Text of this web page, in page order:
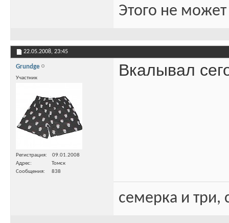
Этого не
22.05.2008, 23:45
Grundge
Участник
Регистрация
09.01.2008
Адрес
Томск
Сообщения
838
Вкалывал
семерка и три,